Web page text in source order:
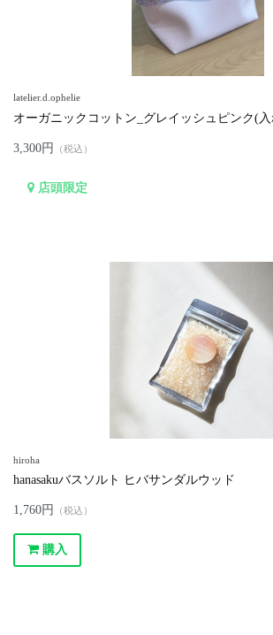
latelier.d.ophelie
オーガニックコットン_グレイッシュピンク(
3,300円 （税込）
店頭限定
hiroha
hanasakuバスソルト ヒバサンダルウッド
1,760円 （税込）
購入